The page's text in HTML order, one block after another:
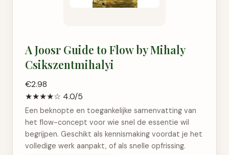
A Joosr Guide to Flow by Mihaly
Csikszentmihalyi
€2.98
★★★★☆ 4.0/5
Een beknopte en toegankelijke samenvatting van
het flow-concept voor wie snel de essentie wil
begrijpen. Geschikt als kennismaking voordat je het
volledige werk aanpakt, of als snelle opfrissing.